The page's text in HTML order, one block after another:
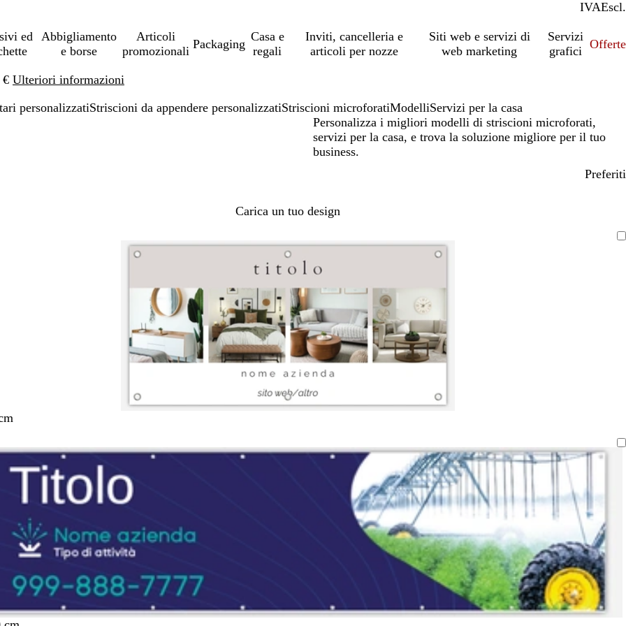
IVAIncl.
Escl.
ed
Abbigliamento
e borse
Articoli
promozionali
Packaging
Casa e
regali
Inviti, cancelleria e
articoli per nozze
Siti web e servizi di
web marketing
Servizi
grafici
Offerte
€ Ulteriori informazioni
personalizzatiStriscioni da appendere personalizzatiStriscioni microforatiModelliServizi per la casa
Personalizza i migliori modelli di striscioni microforati,
servizi per la casa, e trova la soluzione migliore per il tuo
business.
Preferiti
Carica un tuo design